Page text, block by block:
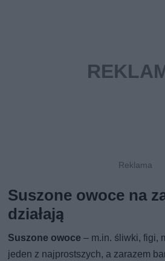
Suszone owoce na
działają
Suszone owoce – m.in. śliwki, figi,
jeden z najprostszych, a zarazem